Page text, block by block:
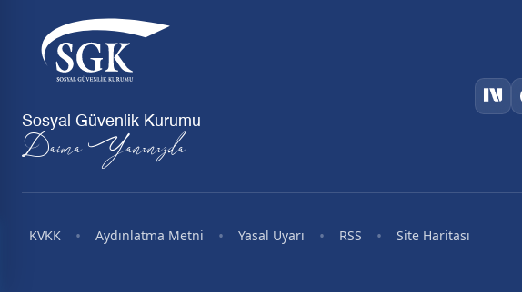
Sosyal Güvenlik Kurumu
Daima Yanınızda
KVKK • Aydınlatma Metni • Yasal Uyarı • RSS • Site Haritası